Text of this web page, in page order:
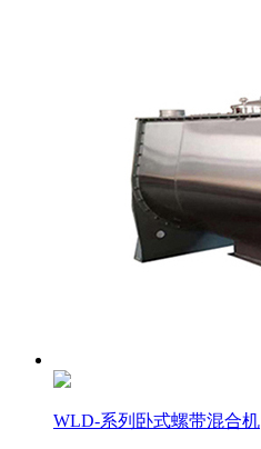
WLD-系列卧式螺带混合机